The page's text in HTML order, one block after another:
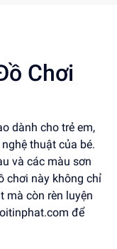
Chơi
dành cho trẻ em,
thuật của bé.
và các màu sơn
chơi này không chỉ
mà còn rèn luyện
để